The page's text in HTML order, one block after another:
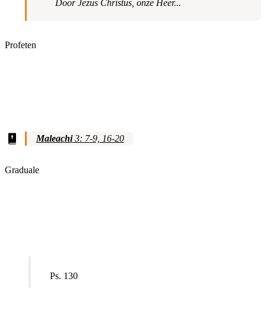
Door Jezus Christus, onze Heer...
Profeten
Maleachi3: 7-9, 16-20
Graduale
Ps. 130